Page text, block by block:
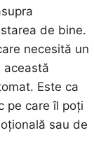
de bine.
necesită un
această
Este ca
pe care îl poți
sau de